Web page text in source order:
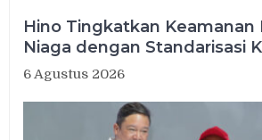
Hino Tingkatkan Keamanan
Niaga dengan Standarisasi
6 Agustus 2026